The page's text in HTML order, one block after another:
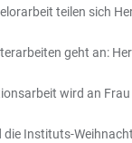
teilen sich
geht an:
wird an
Instituts-